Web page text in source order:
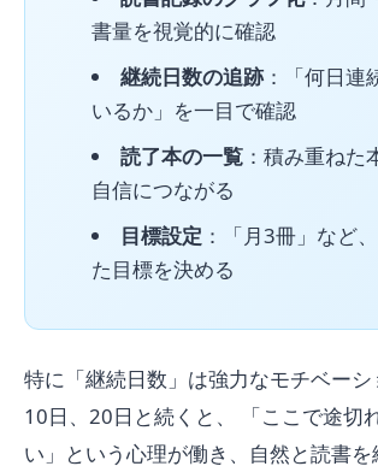
書量を視覚的に確認
継続日数の追跡：「何日連
いるか」を一目で確認
読了本の一覧：積み重ねた
自信につながる
目標設定 ：「月3冊」など
た目標を決める
特に「継続日数」は強力なモチベーシ
10日、20日と続くと、 「ここで途切
い」という心理が働き、自然と読書